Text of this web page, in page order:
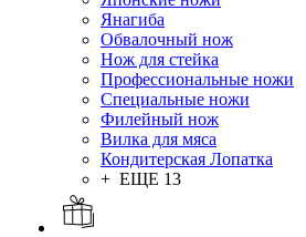
Янагиба
Обвалочный нож
Нож для стейка
Профессиональные ножи
Специальные ножи
Филейный нож
Вилка для мяса
Кондитерская Лопатка
+ ЕЩЕ 13